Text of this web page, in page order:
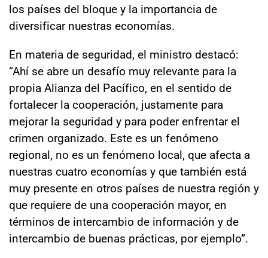
los países del bloque y la importancia de
diversificar nuestras economías.
En materia de seguridad, el ministro destacó:
“Ahí se abre un desafío muy relevante para la
propia Alianza del Pacífico, en el sentido de
fortalecer la cooperación, justamente para
mejorar la seguridad y para poder enfrentar el
crimen organizado. Este es un fenómeno
regional, no es un fenómeno local, que afecta a
nuestras cuatro economías y que también está
muy presente en otros países de nuestra región y
que requiere de una cooperación mayor, en
términos de intercambio de información y de
intercambio de buenas prácticas, por ejemplo”.